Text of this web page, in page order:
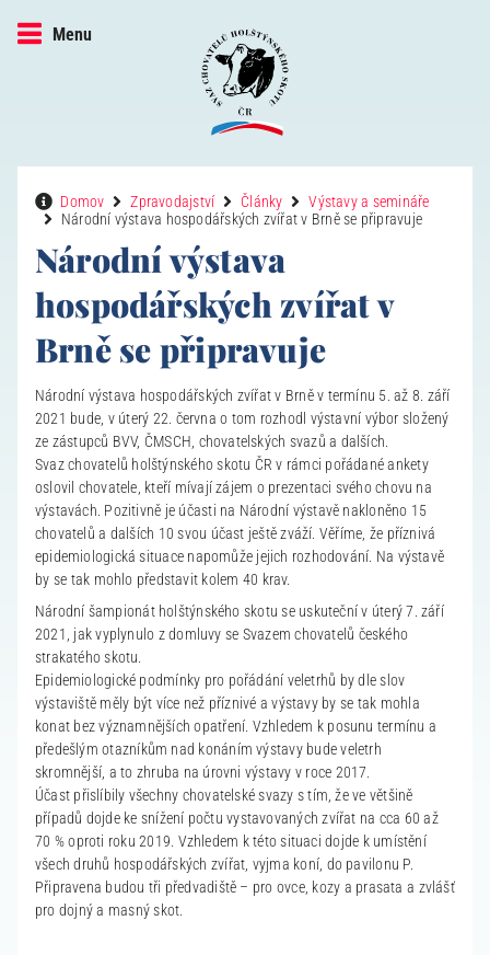
Menu
Domov Zpravodajství Články
Výstavy a semináře
Národní výstava hospodářských zvířat v Brně se připravuje
Národní výstava
hospodářských zvířat v
Brně se připravuje
Národní výstava hospodářských zvířat v Brně v termínu 5. až 8. září
2021 bude, v úterý 22. června o tom rozhodl výstavní výbor složený
ze zástupců BVV, ČMSCH, chovatelských svazů a dalších.
Svaz chovatelů holštýnského skotu ČR v rámci pořádané ankety
oslovil chovatele, kteří mívají zájem o prezentaci svého chovu na
výstavách. Pozitivně je účasti na Národní výstavě nakloněno 15
chovatelů a dalších 10 svou účast ještě zváží. Věříme, že příznivá
epidemiologická situace napomůže jejich rozhodování. Na výstavě
by se tak mohlo představit kolem 40 krav.
Národní šampionát holštýnského skotu se uskuteční v úterý 7. září
2021, jak vyplynulo z domluvy se Svazem chovatelů českého
strakatého skotu.
Epidemiologické podmínky pro pořádání veletrhů by dle slov
výstaviště měly být více než příznivé a výstavy by se tak mohla
konat bez významnějších opatření. Vzhledem k posunu termínu a
předešlým otazníkům nad konáním výstavy bude veletrh
skromnější, a to zhruba na úrovni výstavy v roce 2017.
Účast přislíbily všechny chovatelské svazy s tím, že ve většině
případů dojde ke snížení počtu vystavovaných zvířat na cca 60 až
70 % oproti roku 2019. Vzhledem k této situaci dojde k umístění
všech druhů hospodářských zvířat, vyjma koní, do pavilonu P.
Připravena budou tři předvadiště – pro ovce, kozy a prasata a zvlášť
pro dojný a masný skot.